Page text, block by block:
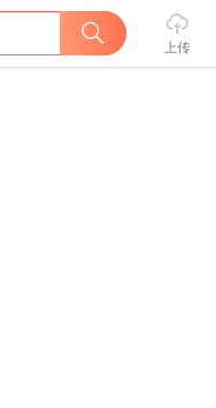
上传